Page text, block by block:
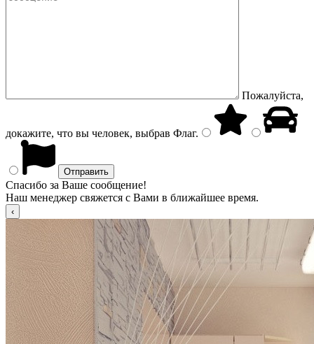
Пожалуйста,
докажите, что вы человек, выбрав Флаг.
Спасибо за Ваше сообщение!
Наш менеджер свяжется с Вами в ближайшее время.